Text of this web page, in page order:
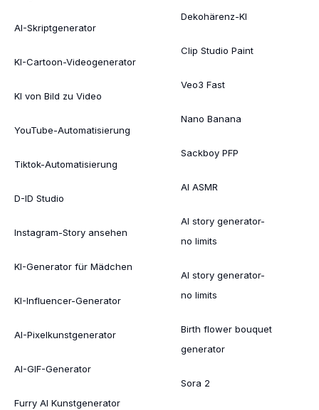
AI-Skriptgenerator
KI-Cartoon-Videogenerator
KI von Bild zu Video
YouTube-Automatisierung
Tiktok-Automatisierung
D-ID Studio
Instagram-Story ansehen
KI-Generator für Mädchen
KI-Influencer-Generator
AI-Pixelkunstgenerator
AI-GIF-Generator
Furry AI Kunstgenerator
Dekohärenz-KI
Clip Studio Paint
Veo3 Fast
Nano Banana
Sackboy PFP
AI ASMR
AI story generator-
no limits
AI story generator-
no limits
Birth flower bouquet
generator
Sora 2